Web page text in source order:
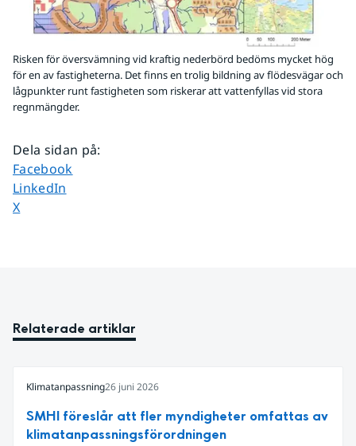
Risken för översvämning vid kraftig nederbörd bedöms mycket hög
för en av fastigheterna. Det finns en trolig bildning av flödesvägar och
lågpunkter runt fastigheten som riskerar att vattenfyllas vid stora
regnmängder.
Dela sidan på:
Dela sidan på
Facebook
Dela sidan på
LinkedIn
Dela sidan på
X
Relaterade artiklar
Klimatanpassning26 juni 2026
SMHI föreslår att fler myndigheter omfattas av
klimatanpassningsförordningen